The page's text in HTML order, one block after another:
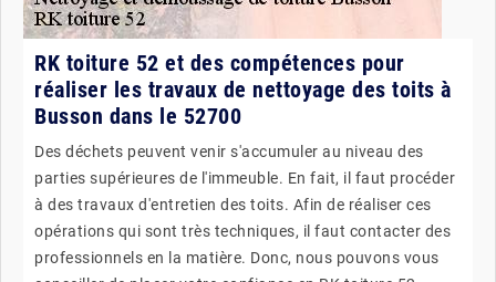
RK toiture 52 et des compétences pour
réaliser les travaux de nettoyage des toits à
Busson dans le 52700
Des déchets peuvent venir s'accumuler au niveau des
parties supérieures de l'immeuble. En fait, il faut procéder
à des travaux d'entretien des toits. Afin de réaliser ces
opérations qui sont très techniques, il faut contacter des
professionnels en la matière. Donc, nous pouvons vous